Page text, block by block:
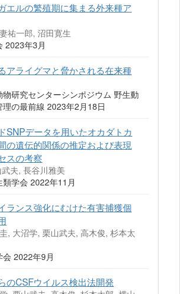
エルの繁殖期に集まる外来種ア
祐一郎, 沼田寛生
2023年3月
アライグマと脅かされる在来種
研究センターシンポジウム 野生動
の最前線 2023年2月18日
SNPデータを用いたオカダトカ
の遺伝的関係の推定および表現
スの考察
夫, 長谷川雅美
類学会 2022年11月
ランス強化にむけた有害捕獲個
, 大沼学, 栗山武夫, 高木俊, 杉本太
会 2022年9月
のCSFウイルス検出法開発